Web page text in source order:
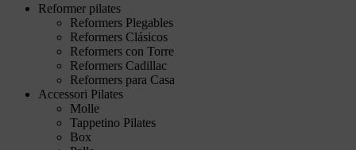
Reformer pilates
Reformers Plegables
Reformers Clásicos
Reformers con Torre
Reformers Cadillac
Reformers para Casa
Accessori Pilates
Molle
Tappetino Pilates
Box